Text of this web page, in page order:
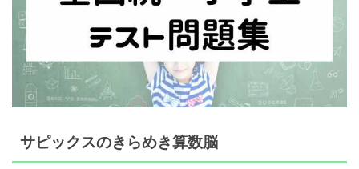
サピックスのきらめき算数脳